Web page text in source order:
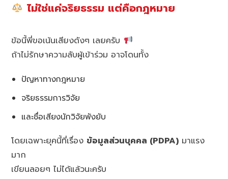
ไม่ใช่แค่จริยธรรม แต่คือกฎหมาย
ข้อนี้พี่ขอเน้นเสียงดังๆ เลยครับ
ถ้าไม่รักษาความลับผู้เข้าร่วม อาจโดนทั้ง
ปัญหาทางกฎหมาย
จริยธรรมการวิจัย
และชื่อเสียงนักวิจัยพังยับ
โดยเฉพาะยุคนี้ที่เรื่อง ข้อมูลส่วนบุคคล (PDPA) มาแรง
มาก
เขียนลอยๆ ไม่ได้แล้วนะครับ